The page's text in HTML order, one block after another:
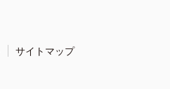
サイトマップ